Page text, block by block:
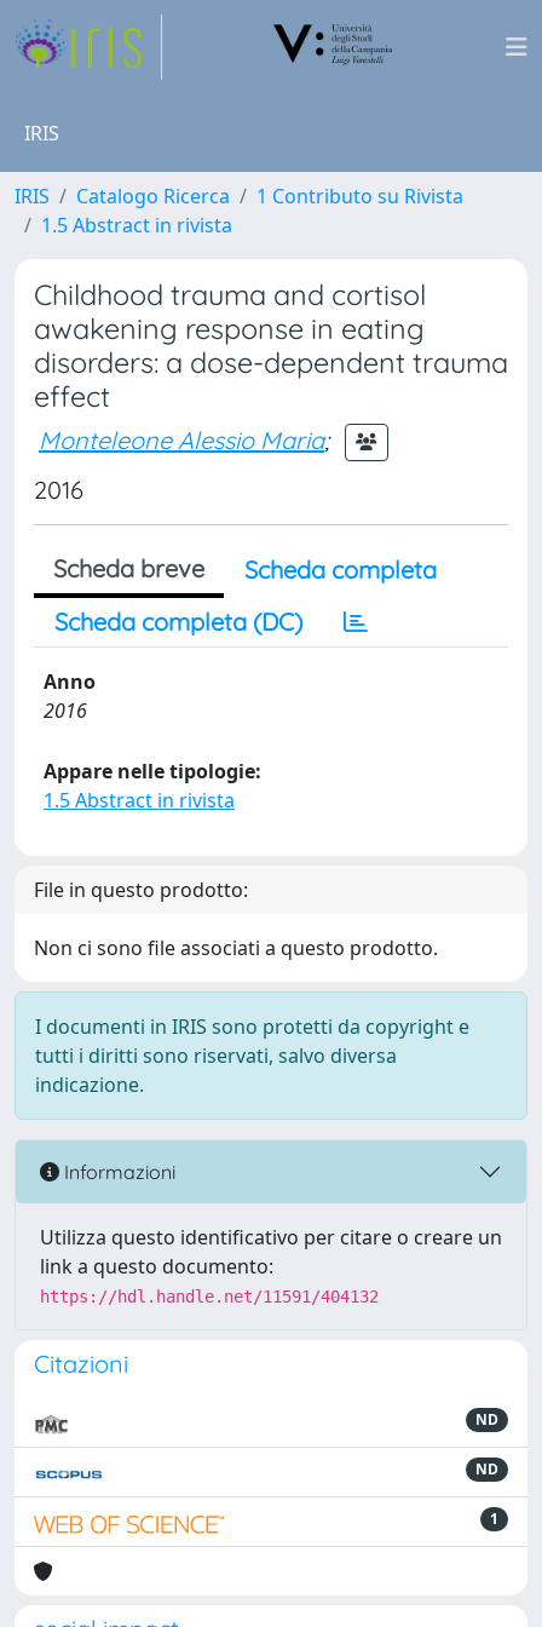
IRIS
IRIS Catalogo Ricerca
1 Contributo su Rivista
1.5 Abstract in rivista
Childhood trauma and cortisol
awakening response in eating
disorders: a dose-dependent trauma
effect
Monteleone Alessio Maria;
2016
Scheda breve
Scheda completa
Scheda completa (DC)
Anno
2016
Appare nelle tipologie:
1.5 Abstract in rivista
File in questo prodotto:
Non ci sono file associati a questo prodotto.
I documenti in IRIS sono protetti da copyright e
tutti i diritti sono riservati, salvo diversa
indicazione.
Informazioni
Utilizza questo identificativo per citare o creare un
link a questo documento:
https://hdl.handle.net/11591/404132
Citazioni
ND
ND
1